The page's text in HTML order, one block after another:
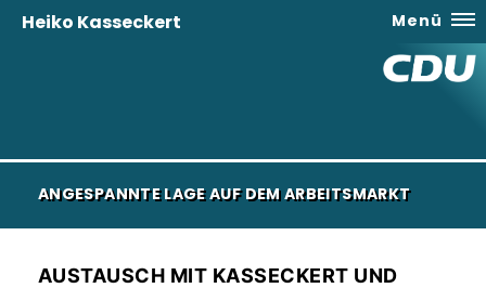
Heiko Kasseckert Menü
ANGESPANNTE LAGE AUF DEM ARBEITSMARKT
AUSTAUSCH MIT KASSECKERT UND